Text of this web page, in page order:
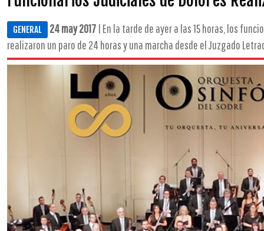
GENERAL 24 may 2017 | En la tarde de ayer a las 15 horas, los
realizaron un paro de 24 horas y una marcha desde el Juzgado